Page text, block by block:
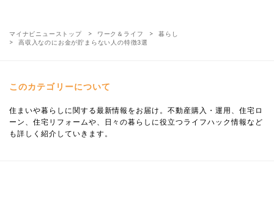
マイナビニューストップ ワーク＆ライフ
暮らし
高収入なのにお金が貯まらない人の特徴3選
このカテゴリーについて
住まいや暮らしに関する最新情報をお届け。不動産購入・運用、住宅ロ
ーン、住宅リフォームや、日々の暮らしに役立つライフハック情報など
も詳しく紹介していきます。